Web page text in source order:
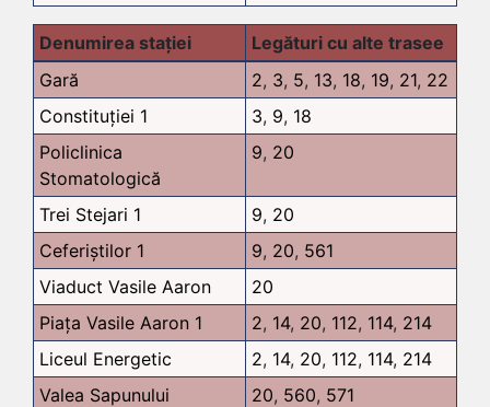
Denumirea stației
Legături cu alte trasee
Gară
2, 3, 5, 13, 18, 19, 21, 22
Constituției 1
3, 9, 18
Policlinica
Stomatologică
9, 20
Trei Stejari 1 9, 20
Ceferiștilor 1
9, 20, 561
Viaduct Vasile Aaron
20
Piața Vasile Aaron 1
2, 14, 20, 112, 114, 214
Liceul Energetic
2, 14, 20, 112, 114, 214
Valea Sapunului
20, 560, 571